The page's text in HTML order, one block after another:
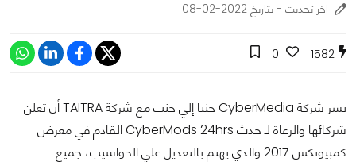
اخر تحديث - بتاريخ 2022-02-08
1582
0
يسر شركة CyberMedia جنبا إلي جنب مع شركة TAITRA أن تعلن
شركائها والرعاة لـ حدث CyberMods 24hrs القادم في معرض
كمبيوتكس 2017 والذي يهتم بالتعديل علي الحواسيب، جميع